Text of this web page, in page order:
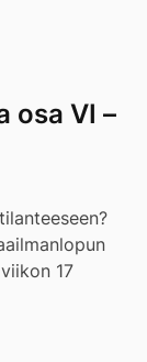
osa VI –
17